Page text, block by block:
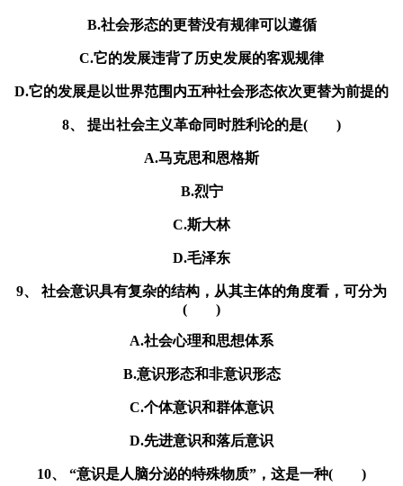
B.社会形态的更替没有规律可以遵循
C.它的发展违背了历史发展的客观规律
D.它的发展是以世界范围内五种社会形态依次更替为前提的
8、 提出社会主义革命同时胜利论的是( )
A.马克思和恩格斯
B.烈宁
C.斯大林
D.毛泽东
9、 社会意识具有复杂的结构，从其主体的角度看，可分为
( )
A.社会心理和思想体系
B.意识形态和非意识形态
C.个体意识和群体意识
D.先进意识和落后意识
10、 “意识是人脑分泌的特殊物质”，这是一种( )